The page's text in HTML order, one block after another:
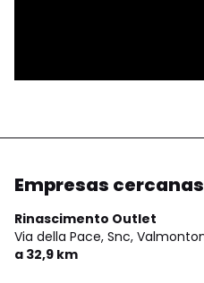
Empresas cercanas
Rinascimento Outlet
Via della Pace, Snc,
a 32,9 km